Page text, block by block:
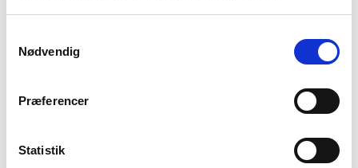
Nødvendig
Præferencer
Statistik
Resultat før skat -301
Årets Resultat -301
2025-12
Omsætningsaktiver 342